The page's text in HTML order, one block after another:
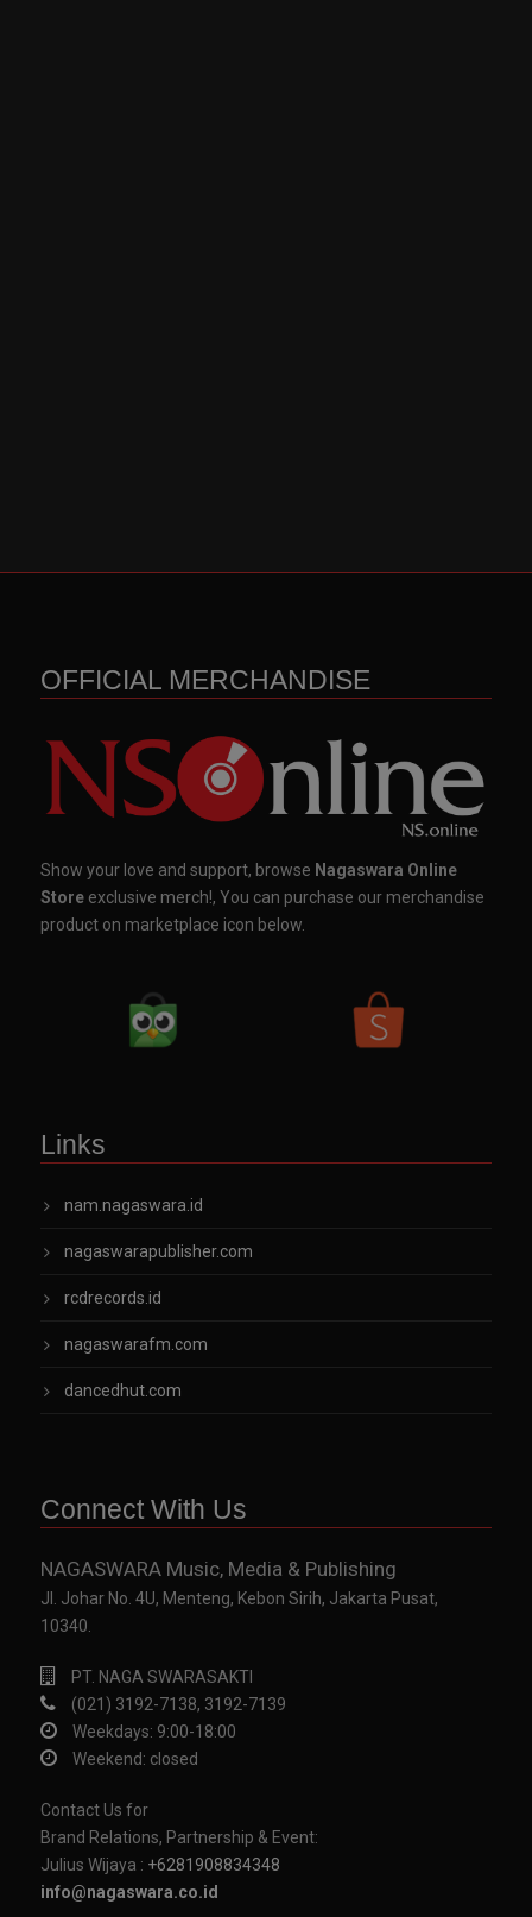
OFFICIAL MERCHANDISE
Show your love and support, browse Nagaswara Online
Store exclusive merch!, You can purchase our merchandise
product on marketplace icon below.
Links
nam.nagaswara.id
nagaswarapublisher.com
rcdrecords.id
nagaswarafm.com
dancedhut.com
Connect With Us
NAGASWARA Music, Media & Publishing
Jl. Johar No. 4U, Menteng, Kebon Sirih, Jakarta Pusat,
10340.
PT. NAGA SWARASAKTI
(021) 3192-7138, 3192-7139
Weekdays: 9:00-18:00
Weekend: closed
Contact Us for
Brand Relations, Partnership & Event:
Julius Wijaya : +6281908834348
info@nagaswara.co.id